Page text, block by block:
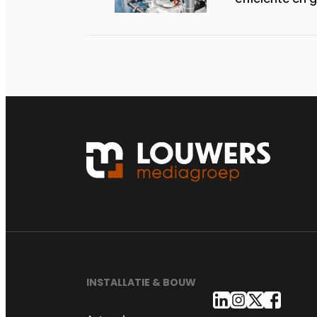
INSTALLATIE & BOUW